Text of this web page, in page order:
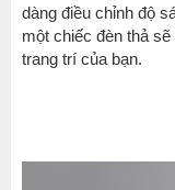
dàng điều chỉnh độ
một chiếc đèn thả
trang trí của bạn.